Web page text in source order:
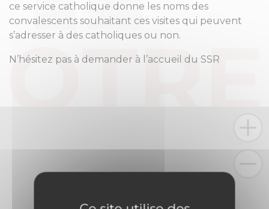
ce service catholique donne les noms des
convalescents souhaitant ces visites qui peuvent
s’adresser à des catholiques ou non.
N’hésitez pas à demander à l’accueil du SSR